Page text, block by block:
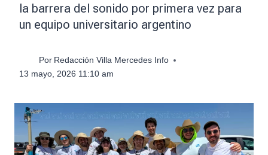
la barrera del sonido por primera vez para
un equipo universitario argentino
Por Redacción Villa Mercedes Info
13 mayo, 2026 11:10 am